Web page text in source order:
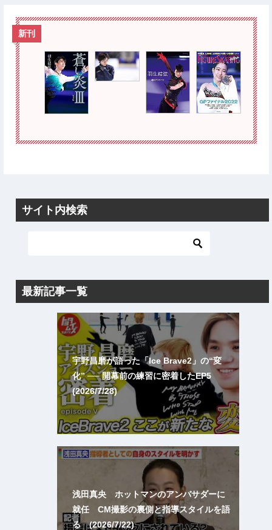
新刊
サイト内検索
最新記事一覧
宇野昌磨が語った「Ice Brave2」の“変
化” ── 開幕前の練習に密着したEP5
(2026/7/28)
浅田真央 ホットマンのアンバサダーに
就任 CM撮影の裏側と指導スタイルを語
る (2026/7/22)